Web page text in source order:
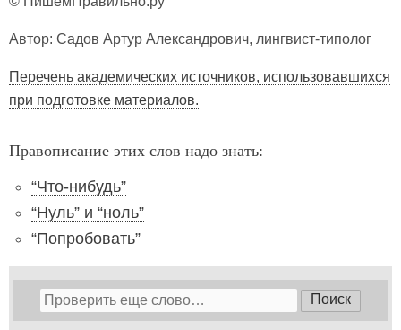
Автор: Садов Артур Александрович, лингвист-типолог
Перечень академических источников, использовавшихся
при подготовке материалов.
Правописание этих слов надо знать:
“Что-нибудь”
“Нуль” и “ноль”
“Попробовать”